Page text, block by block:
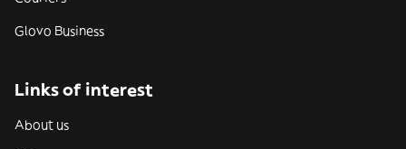
Glovo Business
Links of interest
About us